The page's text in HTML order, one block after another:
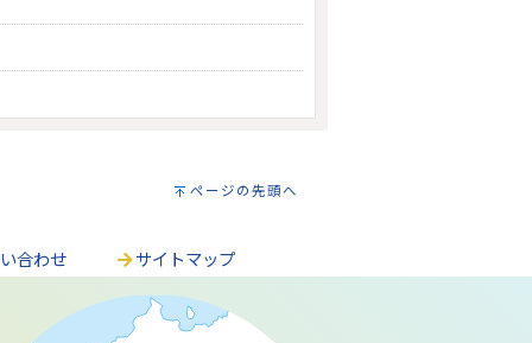
ページの先頭へ
合わせ サイトマップ